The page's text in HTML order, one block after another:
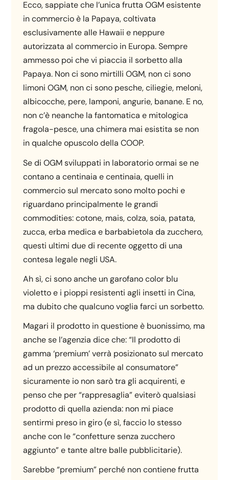
Ecco, sappiate che l’unica frutta OGM esistente
in commercio è la Papaya, coltivata
esclusivamente alle Hawaii e neppure
autorizzata al commercio in Europa. Sempre
ammesso poi che vi piaccia il sorbetto alla
Papaya. Non ci sono mirtilli OGM, non ci sono
limoni OGM, non ci sono pesche, ciliegie, meloni,
albicocche, pere, lamponi, angurie, banane. E no,
non c’è neanche la fantomatica e mitologica
fragola-pesce, una chimera mai esistita se non
in qualche opuscolo della COOP.
Se di OGM sviluppati in laboratorio ormai se ne
contano a centinaia e centinaia, quelli in
commercio sul mercato sono molto pochi e
riguardano principalmente le grandi
commodities: cotone, mais, colza, soia, patata,
zucca, erba medica e barbabietola da zucchero,
questi ultimi due di recente oggetto di una
contesa legale negli USA.
Ah sì, ci sono anche un garofano color blu
violetto e i pioppi resistenti agli insetti in Cina,
ma dubito che qualcuno voglia farci un sorbetto.
Magari il prodotto in questione è buonissimo, ma
anche se l’agenzia dice che: “Il prodotto di
gamma ‘premium’ verrà posizionato sul mercato
ad un prezzo accessibile al consumatore”
sicuramente io non sarò tra gli acquirenti, e
penso che per “rappresaglia” eviterò qualsiasi
prodotto di quella azienda: non mi piace
sentirmi preso in giro (e sì, faccio lo stesso
anche con le “confetture senza zucchero
aggiunto” e tante altre balle pubblicitarie).
Sarebbe “premium” perché non contiene frutta